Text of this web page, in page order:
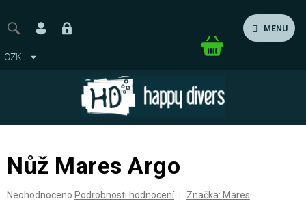
obsah
MENU
CZK
Nákupní
Nůž Mares Argo
Průměrné
Neohodnoceno Podrobnosti hodnocení Značka: Mares